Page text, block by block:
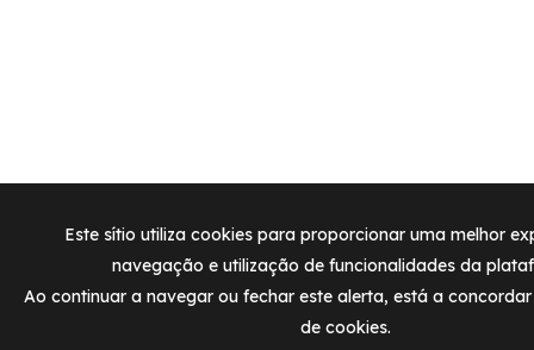
Este sítio utiliza cookies para proporcionar uma melhor
navegação e utilização de funcionalidades da
Ao continuar a navegar ou fechar este alerta, está a
de cookies.